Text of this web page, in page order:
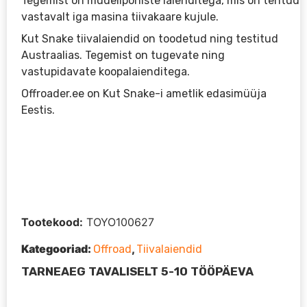
vastavalt iga masina tiivakaare kujule.
Kut Snake tiivalaiendid on toodetud ning testitud
Austraalias. Tegemist on tugevate ning
vastupidavate koopalaienditega.
Offroader.ee on Kut Snake-i ametlik edasimüüja
Eestis.
Tootekood: TOYO100627
Kategooriad: Offroad, Tiivalaiendid
TARNEAEG TAVALISELT 5-10 TÖÖPÄEVA